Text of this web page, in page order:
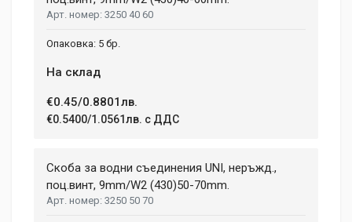
3250 40 60
5 бр.
На склад
€0.45/0.8801лв.
€0.5400/1.0561лв. с ДДС
Скоба за водни съединения UNI, неръжд.,
поц.винт, 9mm/W2 (430)50-70mm.
3250 50 70